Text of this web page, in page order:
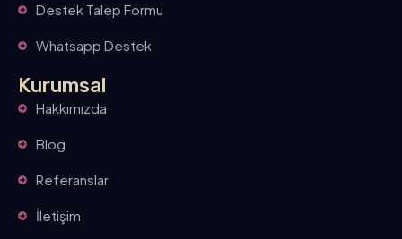
Destek Talep Formu
Whatsapp Destek
Kurumsal
Hakkımızda
Blog
Referanslar
İletişim